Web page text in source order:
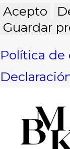
Acepto
Guardar
Política de